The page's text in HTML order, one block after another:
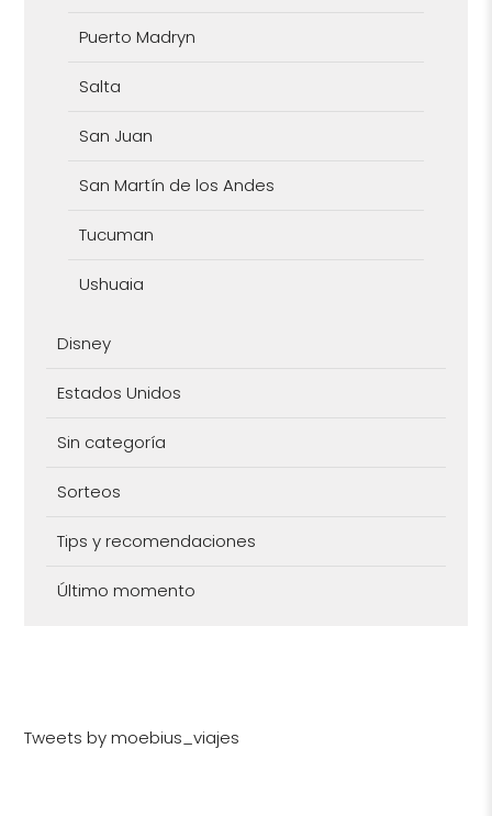
Puerto Madryn
Salta
San Juan
San Martín de los Andes
Tucuman
Ushuaia
Disney
Estados Unidos
Sin categoría
Sorteos
Tips y recomendaciones
Último momento
Tweets by moebius_viajes